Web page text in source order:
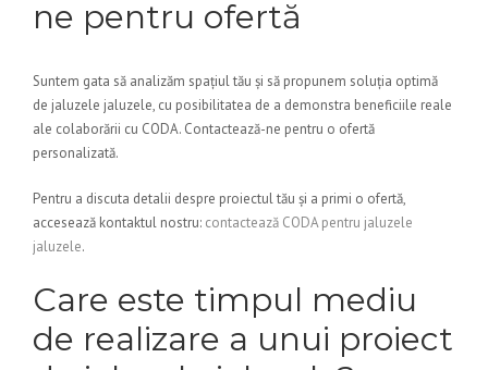
ne pentru ofertă
Suntem gata să analizăm spațiul tău și să propunem soluția optimă
de jaluzele jaluzele, cu posibilitatea de a demonstra beneficiile reale
ale colaborării cu CODA. Contactează-ne pentru o ofertă
personalizată.
Pentru a discuta detalii despre proiectul tău și a primi o ofertă,
accesează kontaktul nostru: contactează CODA pentru jaluzele
jaluzele.
Care este timpul mediu
de realizare a unui proiect